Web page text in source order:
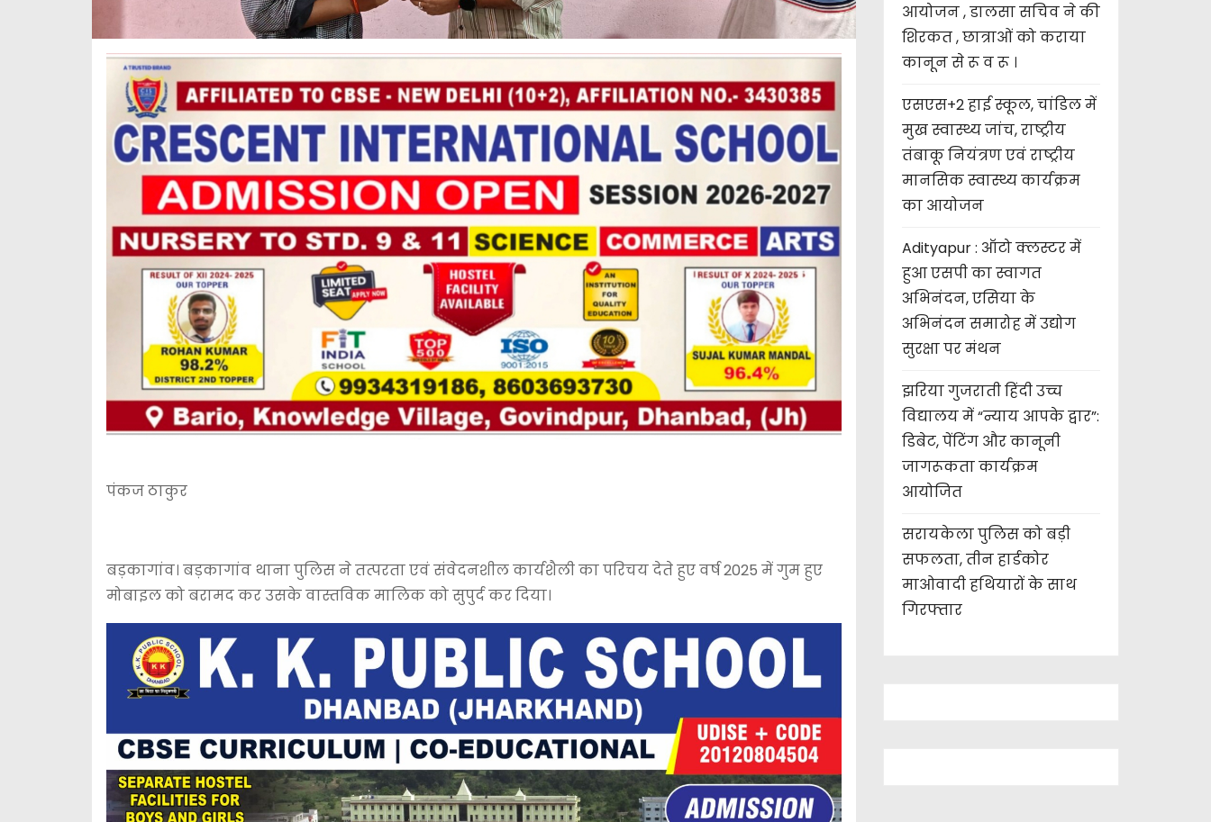
पंकज ठाकुर
बड़कागांव। बड़कागांव थाना पुलिस ने तत्परता एवं संवेदनशील कार्यशैली का परिचय देते हुए वर्ष 2025 में गुम हुए
मोबाइल को बरामद कर उसके वास्तविक मालिक को सुपुर्द कर दिया।
आयोजन , डालसा सचिव ने की
शिरकत , छात्राओं को कराया
कानून से रू व रू ।
एसएस+2 हाई स्कूल, चांडिल में
मुख स्वास्थ्य जांच, राष्ट्रीय
तंबाकू नियंत्रण एवं राष्ट्रीय
मानसिक स्वास्थ्य कार्यक्रम
का आयोजन
Adityapur : ऑटो क्लस्टर में
हुआ एसपी का स्वागत
अभिनंदन, एसिया के
अभिनंदन समारोह में उद्योग
सुरक्षा पर मंथन
झरिया गुजराती हिंदी उच्च
विद्यालय में “न्याय आपके द्वार”:
डिबेट, पेंटिंग और कानूनी
जागरूकता कार्यक्रम
आयोजित
सरायकेला पुलिस को बड़ी
सफलता, तीन हार्डकोर
माओवादी हथियारों के साथ
गिरफ्तार